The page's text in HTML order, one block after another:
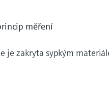
měření
je zakryta sypkým